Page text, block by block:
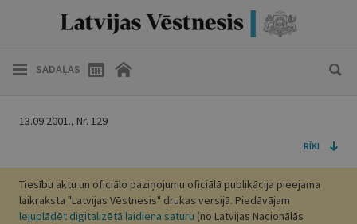
SADAĻAS
13.09.2001., Nr. 129
RĪKI
Tiesību aktu un oficiālo paziņojumu oficiālā publikācija pieejama
laikraksta "Latvijas Vēstnesis" drukas versijā. Piedāvājam
lejuplādēt digitalizētā laidiena saturu (no Latvijas Nacionālās